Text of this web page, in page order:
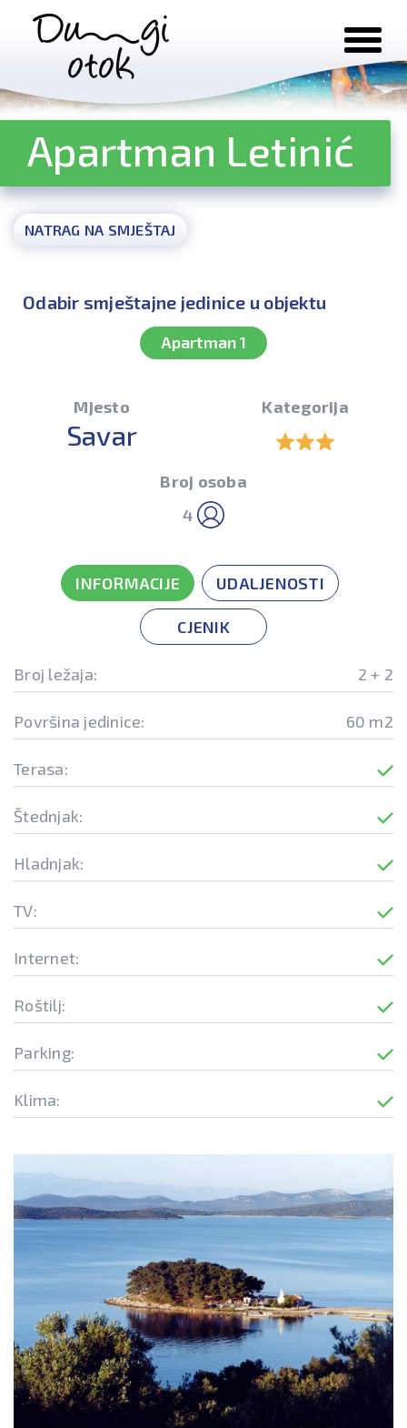
Preskoči na sadržaj
Apartman Letinić
NATRAG NA SMJEŠTAJ
Odabir smještajne jedinice u objektu
Apartman 1
Mjesto
Savar
Kategorija
Broj osoba
4
INFORMACIJE UDALJENOSTI
CJENIK
Broj ležaja: 2 + 2
Površina jedinice: 60 m2
Terasa:
Štednjak:
Hladnjak:
TV:
Internet:
Roštilj:
Parking:
Klima: